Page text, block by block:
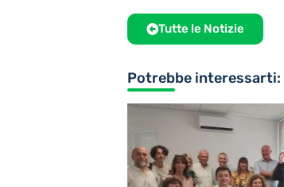
Tutte le Notizie
Potrebbe interessarti: